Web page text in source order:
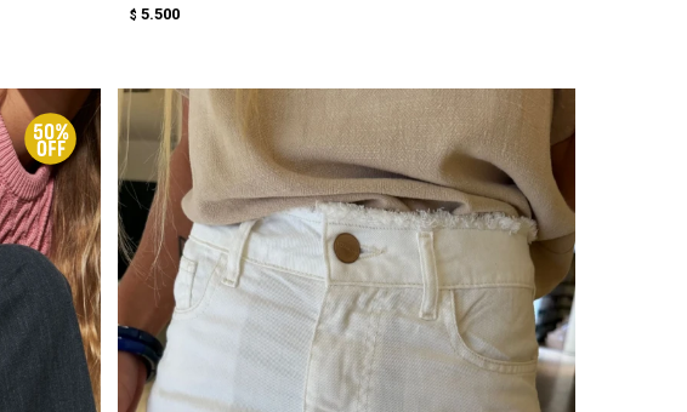
$ 5.500